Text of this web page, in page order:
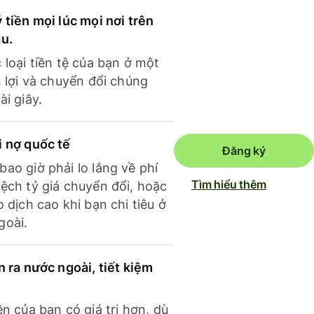
tiền mọi lúc mọi nơi trên
loại tiền tệ của bạn ở một
lợi và chuyển đổi chúng
giây.
nợ quốc tế
giờ phải lo lắng về phí
tỷ giá chuyển đổi, hoặc
dịch cao khi bạn chi tiêu ở
ra nước ngoài, tiết kiệm
của bạn có giá trị hơn, dù
Đăng ký
Tìm hiểu thêm